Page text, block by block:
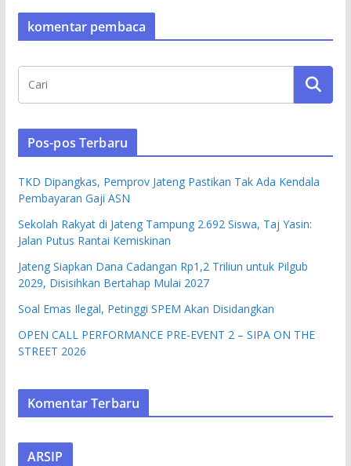
komentar pembaca
Pos-pos Terbaru
TKD Dipangkas, Pemprov Jateng Pastikan Tak Ada Kendala
Pembayaran Gaji ASN
Sekolah Rakyat di Jateng Tampung 2.692 Siswa, Taj Yasin:
Jalan Putus Rantai Kemiskinan
Jateng Siapkan Dana Cadangan Rp1,2 Triliun untuk Pilgub
2029, Disisihkan Bertahap Mulai 2027
Soal Emas Ilegal, Petinggi SPEM Akan Disidangkan
OPEN CALL PERFORMANCE PRE-EVENT 2 – SIPA ON THE
STREET 2026
Komentar Terbaru
ARSIP